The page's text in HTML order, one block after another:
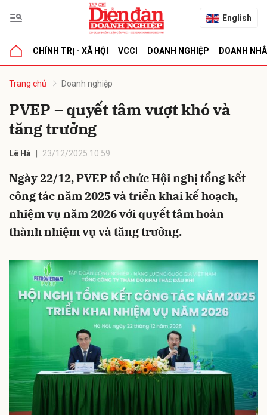
English
CHÍNH TRỊ - XÃ HỘI VCCI DOANH NGHIỆP DOANH
Trang chủ Doanh nghiệp
PVEP – quyết tâm vượt khó và
tăng trưởng
Lê Hà 23/12/2025 10:59
Ngày 22/12, PVEP tổ chức Hội nghị tổng kết
công tác năm 2025 và triển khai kế hoạch,
nhiệm vụ năm 2026 với quyết tâm hoàn
thành nhiệm vụ và tăng trưởng.
luận
Hủy